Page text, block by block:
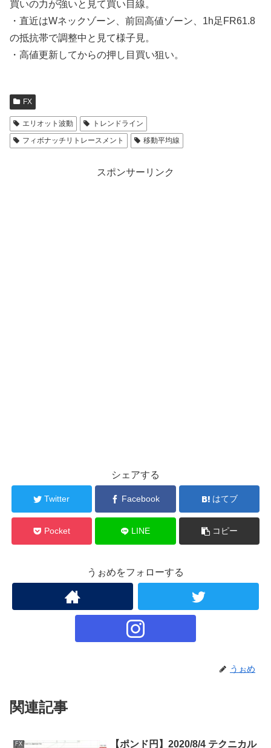
買いの力が強いと見て買い目線。
・直近はWネックゾーン、前回高値ゾーン、1h足FR61.8
の抵抗帯で調整中と見て様子見。
・高値更新してからの押し目買い狙い。
FX
エリオット波動
トレンドライン
フィボナッチリトレースメント
移動平均線
スポンサーリンク
シェアする
Twitter Facebook はてブ
Pocket LINE コピー
うぉめをフォローする
うぉめ
関連記事
FX
【ポンド円】2020/8/4 テクニカル